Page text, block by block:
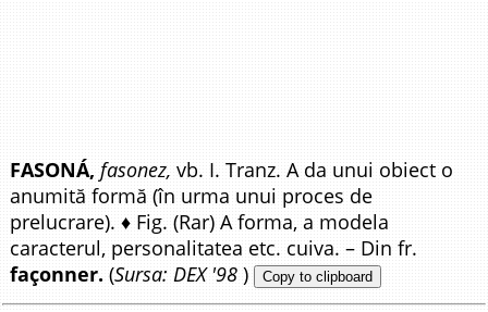
FASONÁ, fasonez, vb. I. Tranz. A da unui obiect o
anumită formă (în urma unui proces de
prelucrare). ♦ Fig. (Rar) A forma, a modela
caracterul, personalitatea etc. cuiva. – Din fr.
façonner. (Sursa: DEX '98 ) Copy to clipboard